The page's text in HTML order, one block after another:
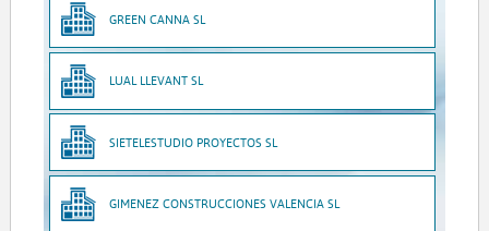
GREEN CANNA SL
LUAL LLEVANT SL
SIETELESTUDIO PROYECTOS SL
GIMENEZ CONSTRUCCIONES VALENCIA SL